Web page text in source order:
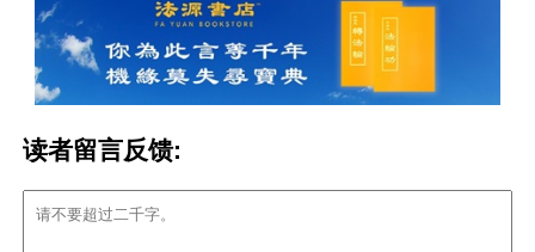
读者留言反馈: